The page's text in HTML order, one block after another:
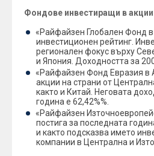
Фондове инвестиращи в
«Райфайзен Глобален Фонд
инвестиционен рейтинг.
регионален фокус върху
и Япония. Доходността за
«Райфайзен Фонд Евразия в
акции на страни от
както и Китай. Неговата
година е 62,42%%.
«Райфайзен
постига за последната
и както подсказва името
компании в Централна и